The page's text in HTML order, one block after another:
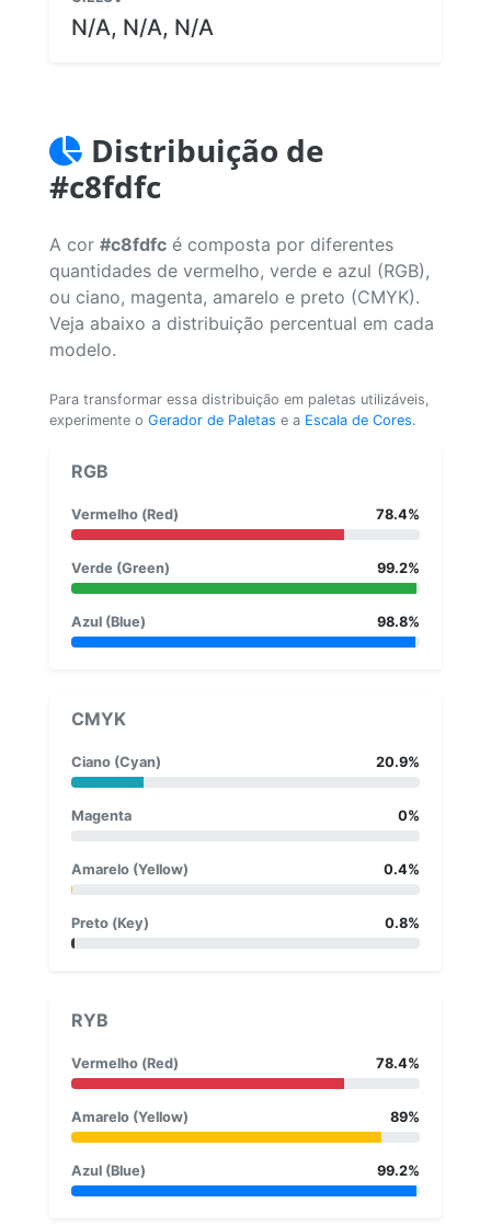
N/A, N/A, N/A
Distribuição de
#c8fdfc
A cor #c8fdfc é composta por diferentes
quantidades de vermelho, verde e azul (RGB),
ou ciano, magenta, amarelo e preto (CMYK).
Veja abaixo a distribuição percentual em cada
modelo.
Para transformar essa distribuição em paletas utilizáveis,
experimente o Gerador de Paletas e a Escala de Cores.
RGB
Vermelho (Red) 78.4%
Verde (Green) 99.2%
Azul (Blue) 98.8%
CMYK
Ciano (Cyan) 20.9%
Magenta 0%
Amarelo (Yellow) 0.4%
Preto (Key) 0.8%
RYB
Vermelho (Red) 78.4%
Amarelo (Yellow) 89%
Azul (Blue) 99.2%